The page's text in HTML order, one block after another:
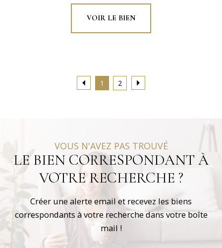
VOIR LE BIEN
1 2
VOUS N'AVEZ PAS TROUVÉ
LE BIEN CORRESPONDANT À
VOTRE RECHERCHE ?
Créer une alerte email et recevez les biens
correspondants à votre recherche dans votre boîte
mail !